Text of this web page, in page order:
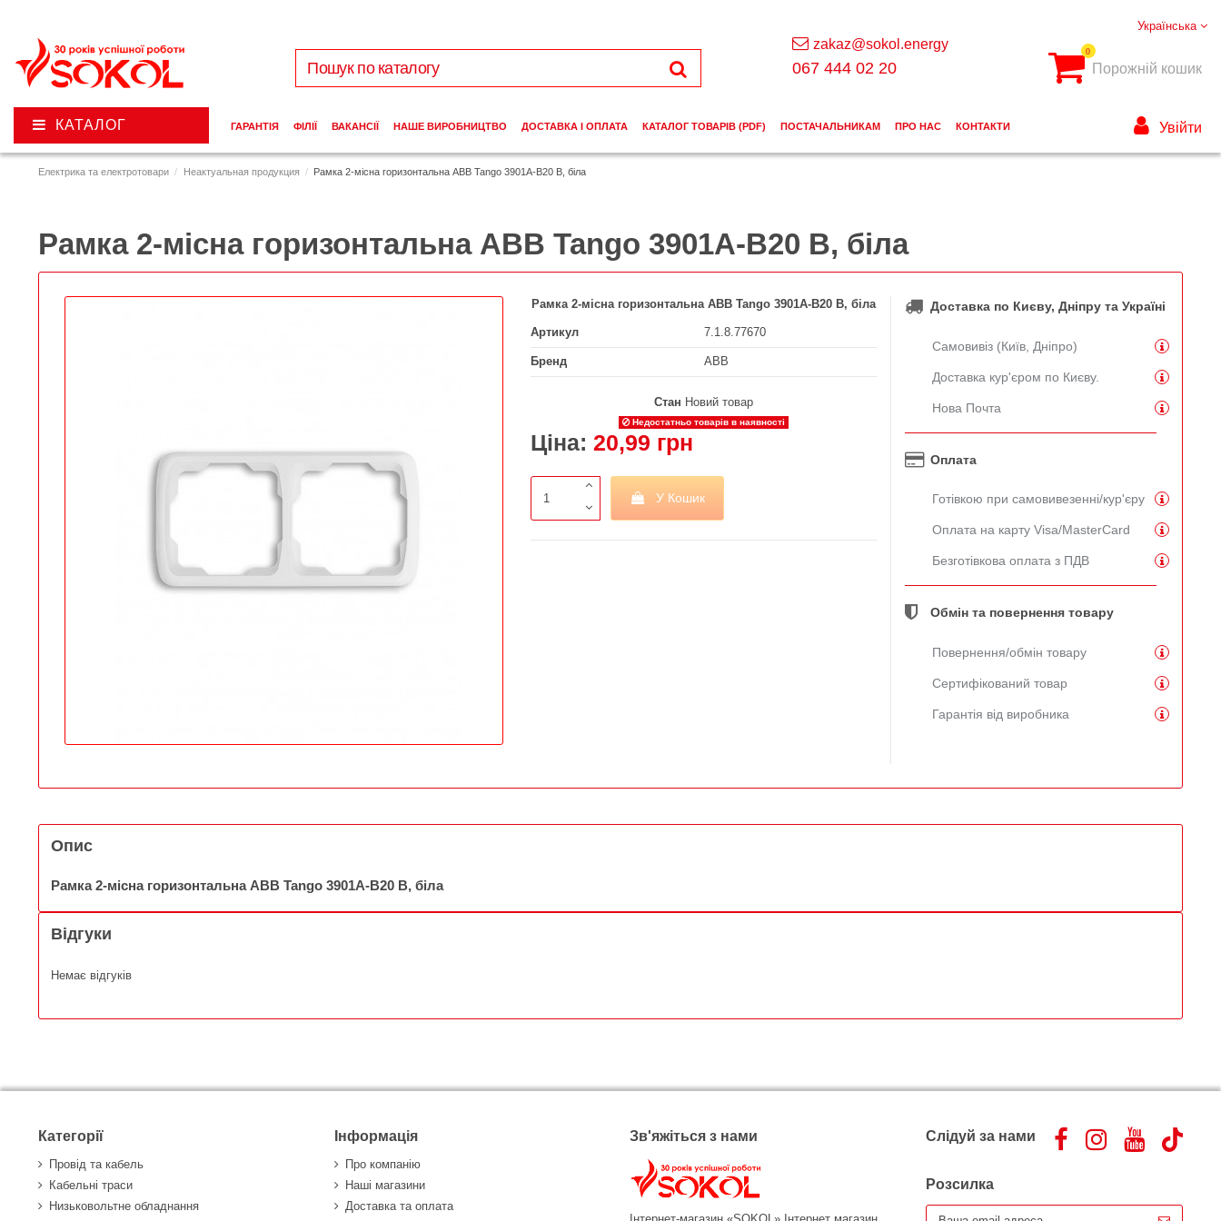
Електрика та електротовари Неактуальная продукция Рамка 2-місна горизонтальна ABB Tango 3901A-B20 B, біла
Рамка 2-місна горизонтальна ABB Tango 3901A-B20 B, біла
Рамка 2-місна горизонтальна ABB Tango 3901A-B20 B, біла
Артикул 7.1.8.77670
Бренд ABB
Стан Новий товар
Недостатньо товарів в наявності
Ціна: 20,99 грн
У Кошик
Доставка по Києву, Дніпру та Україні
Самовивіз (Київ, Дніпро)
Доставка кур'єром по Києву.
Нова Почта
Оплата
Готівкою при самовивезенні/кур'єру
Оплата на карту Visa/MasterCard
Безготівкова оплата з ПДВ
Обмін та повернення товару
Повернення/обмін товару
Сертифікований товар
Гарантія від виробника
Опис
Рамка 2-місна горизонтальна ABB Tango 3901A-B20 B, біла
Відгуки
Немає відгуків
Українська
zakaz@sokol.energy
067 444 02 20
0
Порожній кошик
КАТАЛОГ ГАРАНТІЯ ФІЛІЇ ВАКАНСІЇ НАШЕ ВИРОБНИЦТВО ДОСТАВКА І ОПЛАТА КАТАЛОГ ТОВАРІВ (PDF) ПОСТАЧАЛЬНИКАМ ПРО НАС КОНТАКТИ Увійти
Категорії
Провід та кабель
Кабельні траси
Низьковольтне обладнання
Інформація
Про компанію
Наші магазини
Доставка та оплата
Зв'яжіться з нами Слідуй за нами
Розсилка